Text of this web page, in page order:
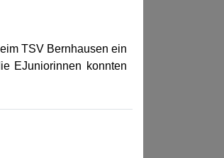
TSV Bernhausen ein
EJuniorinnen konnten